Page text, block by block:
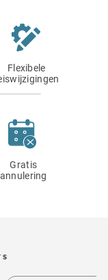
Flexibele
Gratis
annulering